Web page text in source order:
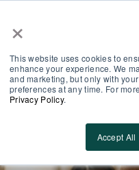
×
This website uses cookies to
enhance your experience. We
and marketing, but only with
preferences at any time. For
Privacy Policy.
Accept All